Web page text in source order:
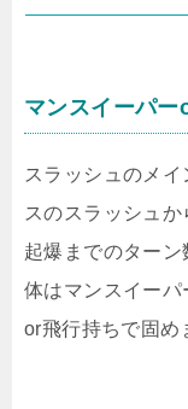
マンスイーパー
スラッシュのメ
スのスラッシュか
起爆までのター
体はマンスイー
or飛行持ちで固め